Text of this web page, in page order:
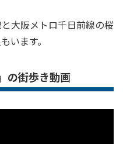
大阪メトロ千日前線の桜
います。
の街歩き動画